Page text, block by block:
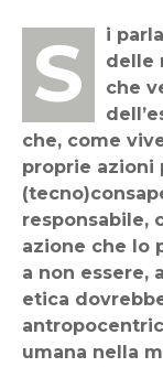
Si parla tanto di algoretica e di etica
delle
che
che, come
proprie azioni
responsabile,
azione che lo
a non essere,
etica
umana nella